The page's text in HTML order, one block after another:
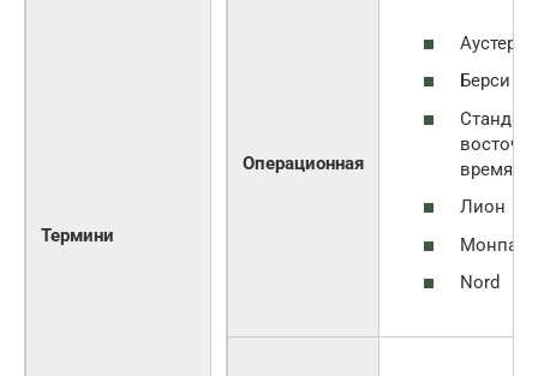
Термини
Операционная
Берси
время
Лион
Nord